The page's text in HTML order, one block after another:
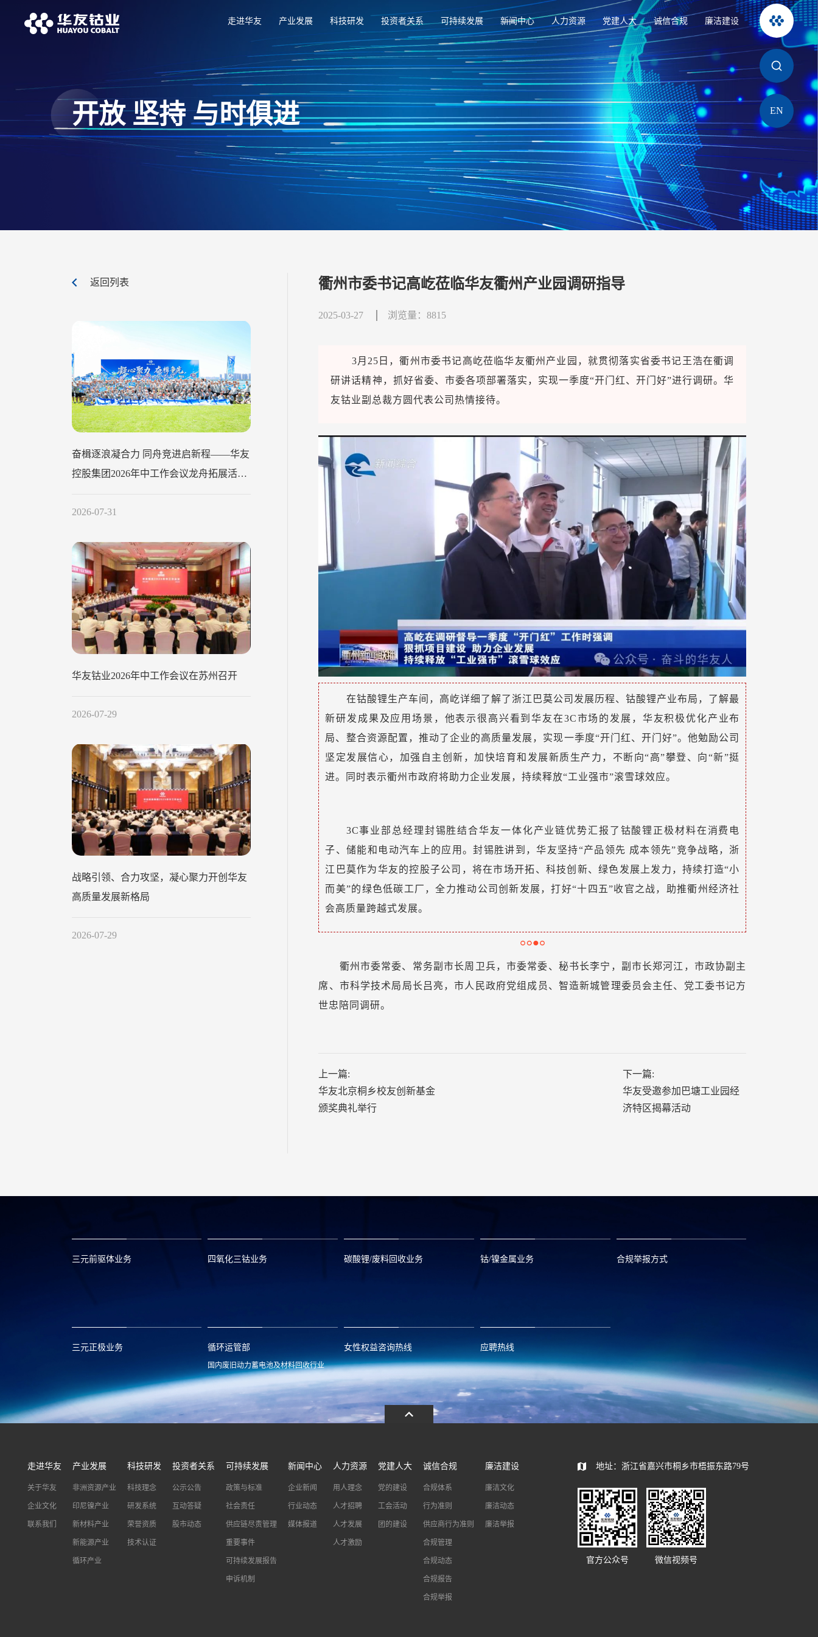
走进华友 产业发展 科技研发 投资者关系 可持续发展 新闻中心 人力资源 党建人大 诚信合规 廉洁建设
EN
开放 坚持 与时俱进
返回列表
奋楫逐浪凝合力 同舟竞进启新程——华友
控股集团2026年中工作会议龙舟拓展活动
2026-07-31
华友钴业2026年中工作会议在苏州召开
2026-07-29
战略引领、合力攻坚，凝心聚力开创华友
高质量发展新格局
2026-07-29
衢州市委书记高屹莅临华友衢州产业园调研指导
2025-03-27 浏览量：8815
3月25日，衢州市委书记高屹莅临华友衢州产业园，就贯彻落实省委书记王浩在衢调
研讲话精神，抓好省委、市委各项部署落实，实现一季度“开门红、开门好”进行调研。华
友钴业副总裁方圆代表公司热情接待。
在钴酸锂生产车间，高屹详细了解了浙江巴莫公司发展历程、钴酸锂产业布局，了解最
新研发成果及应用场景，他表示很高兴看到华友在3C市场的发展，华友积极优化产业布
局、整合资源配置，推动了企业的高质量发展，实现一季度“开门红、开门好”。他勉励公司
坚定发展信心，加强自主创新，加快培育和发展新质生产力，不断向“高”攀登、向“新”挺
进。同时表示衢州市政府将助力企业发展，持续释放“工业强市”滚雪球效应。
3C事业部总经理封锡胜结合华友一体化产业链优势汇报了钴酸锂正极材料在消费电
子、储能和电动汽车上的应用。封锡胜讲到，华友坚持“产品领先 成本领先”竞争战略，浙
江巴莫作为华友的控股子公司，将在市场开拓、科技创新、绿色发展上发力，持续打造“小
而美”的绿色低碳工厂，全力推动公司创新发展，打好“十四五”收官之战，助推衢州经济社
会高质量跨越式发展。
衢州市委常委、常务副市长周卫兵，市委常委、秘书长李宁，副市长郑河江，市政协副主
席、市科学技术局局长吕亮，市人民政府党组成员、智造新城管理委员会主任、党工委书记方
世忠陪同调研。
上一篇:
华友北京桐乡校友创新基金
颁奖典礼举行
下一篇:
华友受邀参加巴塘工业园经
济特区揭幕活动
三元前驱体业务 四氧化三钴业务 碳酸锂/废料回收业务 钴/镍金属业务 合规举报方式
三元正极业务 循环运管部
国内废旧动力蓄电池及材料回收行业
hyxh@huayou.com
女性权益咨询热线
13486326037
应聘热线
0086-0573-88585392
走进华友
关于华友
企业文化
联系我们
产业发展
非洲资源产业
印尼镍产业
新材料产业
新能源产业
循环产业
科技研发
科技理念
研发系统
荣誉资质
技术认证
投资者关系
公示公告
互动答疑
股市动态
可持续发展
政策与标准
社会责任
供应链尽责管理
重要事件
可持续发展报告
申诉机制
新闻中心
企业新闻
行业动态
媒体报道
人力资源
用人理念
人才招聘
人才发展
人才激励
党建人大
党的建设
工会活动
团的建设
诚信合规
合规体系
行为准则
供应商行为准则
合规管理
合规动态
合规报告
合规举报
廉洁建设
廉洁文化
廉洁动态
廉洁举报
地址：浙江省嘉兴市桐乡市梧振东路79号
官方公众号 微信视频号